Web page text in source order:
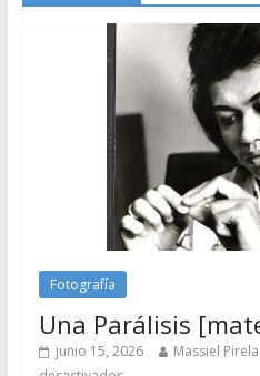
Fotografía
Una Parálisis
junio 15, 2026 Massiel Pirela